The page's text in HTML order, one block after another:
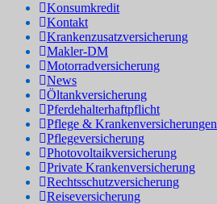
Konsumkredit
Kontakt
Krankenzusatzversicherung
Makler-DM
Motorradversicherung
News
Öltankversicherung
Pferdehalterhaftpflicht
Pflege & Krankenversicherungen
Pflegeversicherung
Photovoltaikversicherung
Private Krankenversicherung
Rechtsschutzversicherung
Reiseversicherung